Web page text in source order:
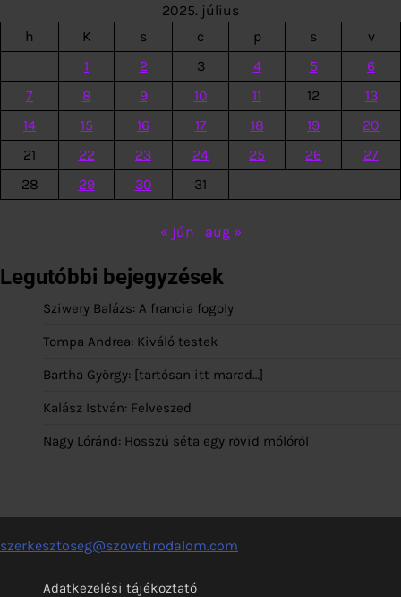
2025. július
h
K s c p s
v
1
2 3 4 5
6
7
8 9 10 11 12
13
14
15 16 17 18 19
20
21
22 23 24 25 26
27
28
29 30 31
« jún aug »
Legutóbbi bejegyzések
Sziwery Balázs: A francia fogoly
Tompa Andrea: Kiváló testek
Bartha György: [tartósan itt marad…]
Kalász István: Felveszed
Nagy Lóránd: Hosszú séta egy rövid mólóról
szerkesztoseg@szovetirodalom.com
Adatkezelési tájékoztató